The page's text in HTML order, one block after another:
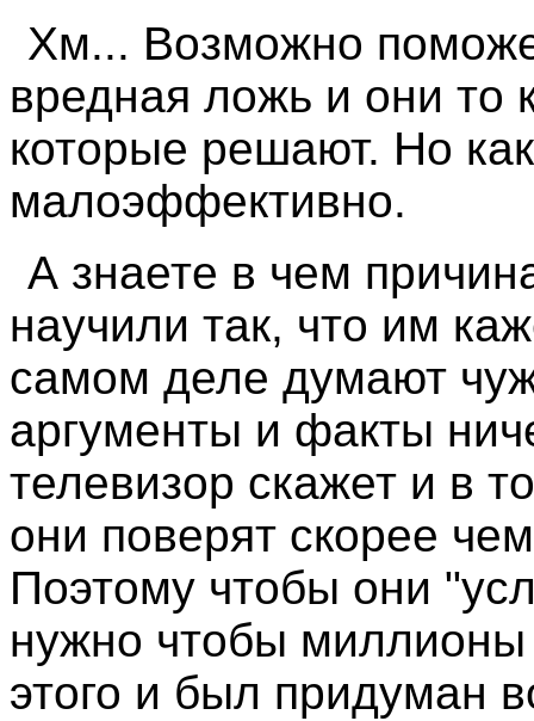
Хм... Возможно
вредная ложь и они то
которые решают. Но
малоэффективно.
А знаете в чем
научили так, что им
самом деле думают
аргументы и факты
телевизор скажет и в
они поверят скорее
Поэтому чтобы они
нужно чтобы
этого и был придуман